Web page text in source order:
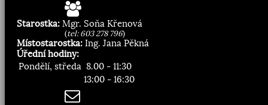
Starostka: Mgr. Soňa Křenová
(tel: 603 278 796)
Místostarostka: Ing. Jana Pěkná
Úřední hodiny:
Pondělí, středa 8.00 - 11:30
13:00 - 16:30